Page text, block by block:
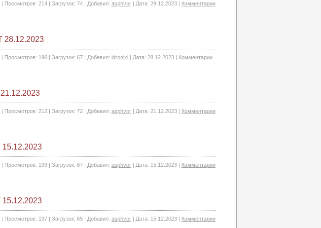
| Просмотров: 214 | Загрузок: 74 | Добавил: asphvor | Дата: 29.12.2023 | Комментарии
| Просмотров: 190 | Загрузок: 67 | Добавил: ldronixl | Дата: 28.12.2023 | Комментарии
| Просмотров: 212 | Загрузок: 72 | Добавил: asphvor | Дата: 21.12.2023 | Комментарии
| Просмотров: 199 | Загрузок: 67 | Добавил: asphvor | Дата: 15.12.2023 | Комментарии
| Просмотров: 197 | Загрузок: 65 | Добавил: asphvor | Дата: 15.12.2023 | Комментарии